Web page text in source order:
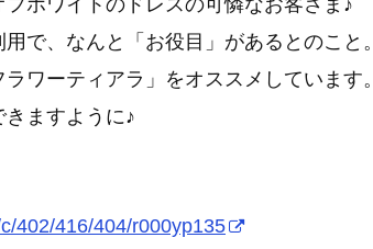
で、なんと「お役目」があるとのこと。
ワーティアラ」をオススメしています。
ますように♪
402/416/404/r000yp135